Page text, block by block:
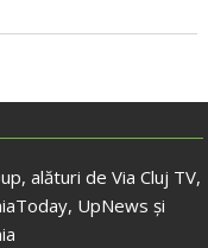
alături de Via Cluj TV,
UpNews și